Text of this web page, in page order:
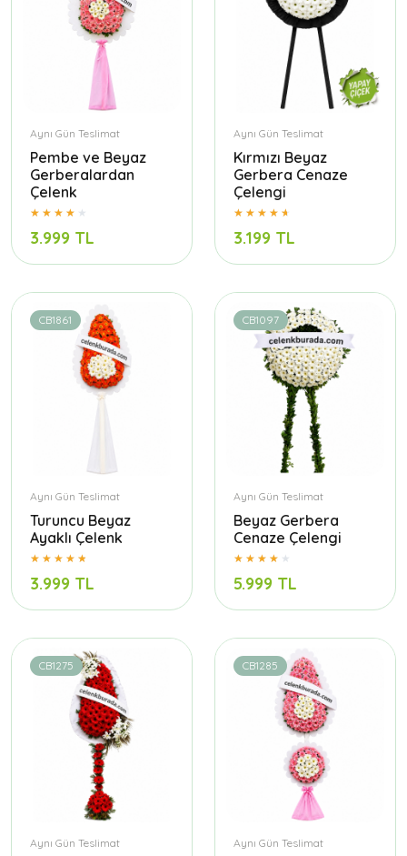
Aynı Gün Teslimat
Pembe ve Beyaz
Gerberalardan
Çelenk
3.999 TL
Aynı Gün Teslimat
Kırmızı Beyaz
Gerbera Cenaze
Çelengi
3.199 TL
CB1861
Aynı Gün Teslimat
Turuncu Beyaz
Ayaklı Çelenk
3.999 TL
CB1097
Aynı Gün Teslimat
Beyaz Gerbera
Cenaze Çelengi
5.999 TL
CB1275
Aynı Gün Teslimat
CB1285
Aynı Gün Teslimat